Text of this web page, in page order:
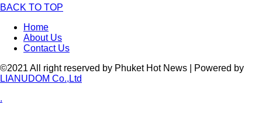
BACK TO TOP
Home
About Us
Contact Us
©2021 All right reserved by Phuket Hot News | Powered by
LIANUDOM Co.,Ltd
.